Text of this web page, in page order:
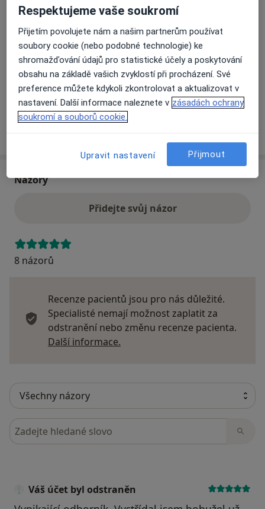
Dostupnost
Na této adrese online kalendář není aktivní
Co mám v takové situaci udělat?
Způsoby platby (soukromé návštěvy)
Na teto adrese lékař přijímá pacienty na pojišťovnu
Detaily
Názory
Přidejte svůj názor
8 názorů
Recenze pacientů jsou pro nás důležité.
Specialisté nemají možnost zaplatit za
odstranění nebo změnu recenze pacienta.
Další informace.
Hledejte v názorech
Váš účet byl odstraněn
Respektujeme vaše soukromí
Přijetím povolujete nám a našim partnerům používat
soubory cookie (nebo podobné technologie) ke
shromažďování údajů pro statistické účely a poskytování
obsahu na základě vašich zvyklostí při procházení. Své
preference můžete kdykoli zkontrolovat a aktualizovat v
nastavení. Další informace naleznete v zásadách ochrany
soukromí a souborů cookie.
Upravit nastavení Přijmout